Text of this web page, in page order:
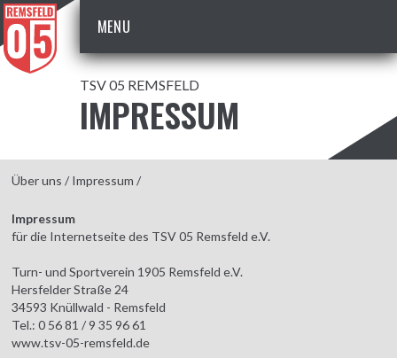
MENU
TSV 05 REMSFELD
IMPRESSUM
Über uns / Impressum /
Impressum
für die Internetseite des TSV 05 Remsfeld e.V.
Turn- und Sportverein 1905 Remsfeld e.V.
Hersfelder Straße 24
34593 Knüllwald - Remsfeld
Tel.: 0 56 81 / 9 35 96 61
www.tsv-05-remsfeld.de